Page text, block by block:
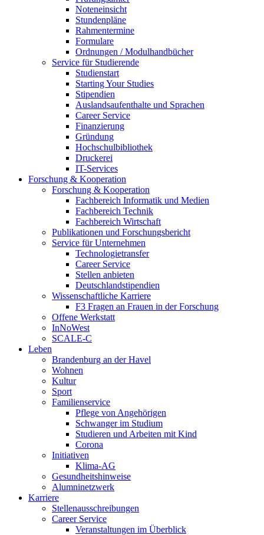
Noteneinsicht
Stundenpläne
Rahmentermine
Formulare
Ordnungen / Modulhandbücher
Service für Studierende
Studienstart
Starting Your Studies
Stipendien
Auslandsaufenthalte und Sprachen
Career Service
Finanzierung
Gründung
Hochschulbibliothek
Druckerei
IT-Services
Forschung & Kooperation
Forschung & Kooperation
Fachbereich Informatik und Medien
Fachbereich Technik
Fachbereich Wirtschaft
Publikationen und Forschungsbericht
Service für Unternehmen
Technologietransfer
Career Service
Stellen anbieten
Deutschlandstipendien
Wissenschaftliche Karriere
F3 Fragen an Frauen in der Forschung
Offene Werkstatt
InNoWest
SCALE-C
Leben
Brandenburg an der Havel
Wohnen
Kultur
Sport
Familienservice
Pflege von Angehörigen
Schwanger im Studium
Studieren und Arbeiten mit Kind
Corona
Initiativen
Klima-AG
Gesundheitshinweise
Alumninetzwerk
Karriere
Stellenausschreibungen
Career Service
Veranstaltungen im Überblick